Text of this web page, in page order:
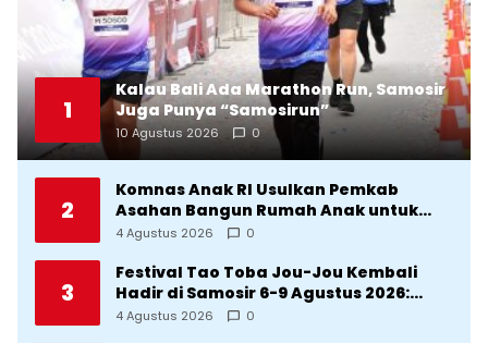
1
Kalau Bali Ada Marathon Run, Samosir
Juga Punya “Samosirun”
10 Agustus 2026 0
2
Komnas Anak RI Usulkan Pemkab
Asahan Bangun Rumah Anak untuk
Korban Kekerasan
4 Agustus 2026 0
3
Festival Tao Toba Jou-Jou Kembali
Hadir di Samosir 6-9 Agustus 2026:
Datang Saksikan Kemeriahan dan Raih
4 Agustus 2026 0